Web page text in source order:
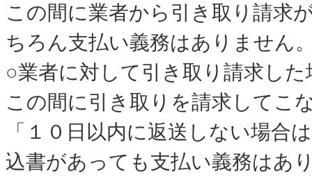
この間に業者から引き取り請求
ちろん支払い義務はありません
○業者に対して引き取り請求し
この間に引き取りを請求してこ
「１０日以内に返送しない場合
込書があっても支払い義務はあ